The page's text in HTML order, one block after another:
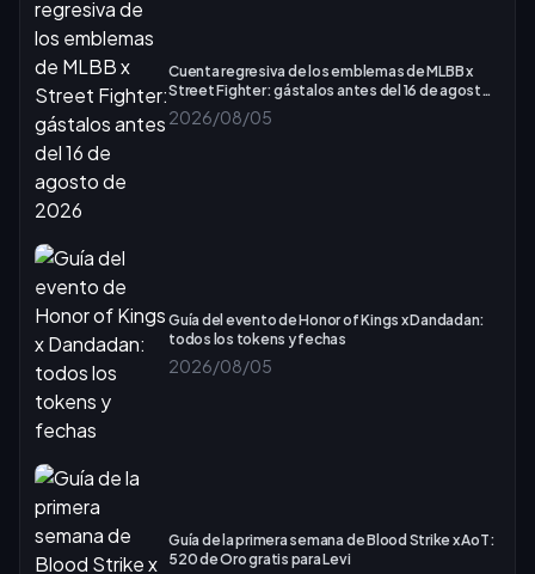
Cuenta regresiva de los emblemas de MLBB x
Street Fighter: gástalos antes del 16 de agosto
de 2026
2026/08/05
Guía del evento de Honor of Kings x Dandadan:
todos los tokens y fechas
2026/08/05
Guía de la primera semana de Blood Strike x AoT:
520 de Oro gratis para Levi